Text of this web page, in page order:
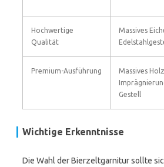
Hochwertige
Qualität
Massives
Premium-Ausführung
Massives
Gestell
Wichtige Erkenntnisse
Die Wahl der Bierzeltgarnitur sollte